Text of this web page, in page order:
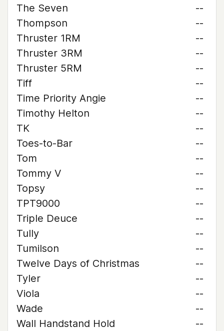
The Seven
--
Thompson
--
Thruster 1RM
--
Thruster 3RM
--
Thruster 5RM
--
Tiff
--
Time Priority Angie
--
Timothy Helton
--
TK
--
Toes-to-Bar
--
Tom
--
Tommy V
--
Topsy
--
TPT9000
--
Triple Deuce
--
Tully
--
Tumilson
--
Twelve Days of Christmas
--
Tyler
--
Viola
--
Wade
--
Wall Handstand Hold
--